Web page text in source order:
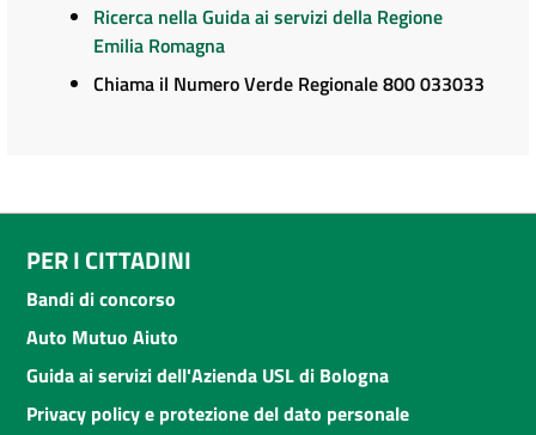
Ricerca nella Guida ai servizi della Regione
Emilia Romagna
Chiama il Numero Verde Regionale 800 033033
PER I CITTADINI
Bandi di concorso
Auto Mutuo Aiuto
Guida ai servizi dell'Azienda USL di Bologna
Privacy policy e protezione del dato personale